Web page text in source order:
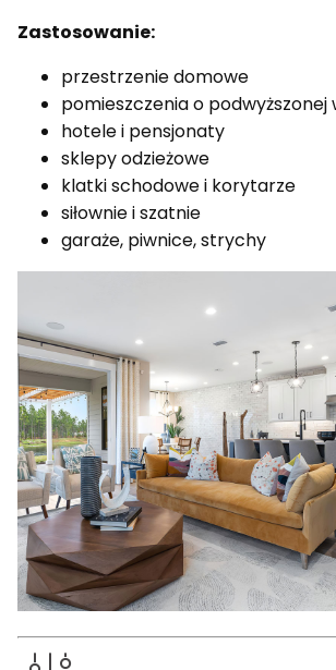
Zastosowanie:
przestrzenie domowe
pomieszczenia o podwyższonej
hotele i pensjonaty
sklepy odzieżowe
klatki schodowe i korytarze
siłownie i szatnie
garaże, piwnice, strychy